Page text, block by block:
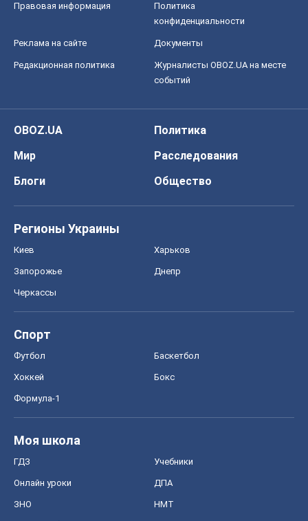
Правовая информация
Политика
конфиденциальности
Реклама на сайте Документы
Редакционная политика
Журналисты OBOZ.UA на месте
событий
OBOZ.UA
Политика
Мир
Расследования
Блоги
Общество
Регионы Украины
Киев Харьков
Запорожье Днепр
Черкассы
Спорт
Футбол Баскетбол
Хоккей Бокс
Формула-1
Моя школа
ГДЗ Учебники
Онлайн уроки ДПА
ЗНО НМТ